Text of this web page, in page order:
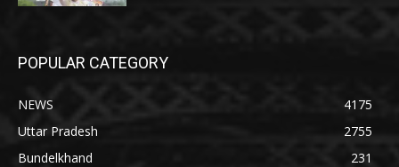
POPULAR CATEGORY
NEWS
4175
Uttar Pradesh
2755
Bundelkhand
231